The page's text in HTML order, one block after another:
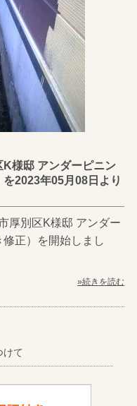
K様邸 アンダーピニン
2023年05月08日より
厚別区K様邸 アンダー
正）を開始しまし
»続きを読む
けて